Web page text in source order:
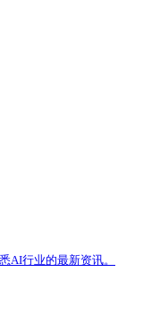
AI行业的最新资讯。